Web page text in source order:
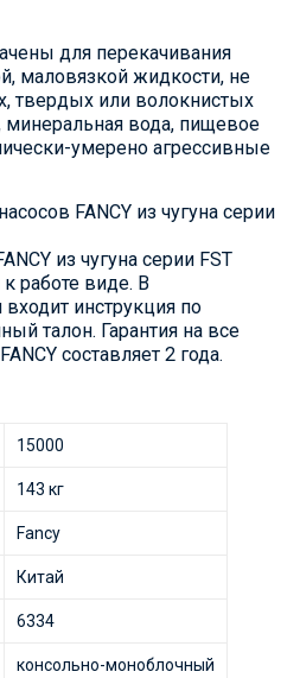
для перекачивания
маловязкой жидкости, не
твердых или волокнистых
минеральная вода, пищевое
умерено агрессивные
FANCY из чугуна серии
из чугуна серии FST
работе виде. В
инструкция по
талон. Гарантия на все
составляет 2 года.
15000
143 кг
Fancy
Китай
6334
консольно-моноблочный